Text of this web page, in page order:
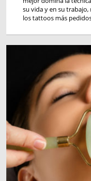
su vida y en su
los tattoos más